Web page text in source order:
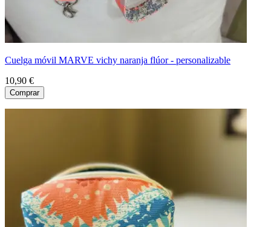
Cuelga móvil MARVE vichy naranja flúor - personalizable
10,90 €
Comprar